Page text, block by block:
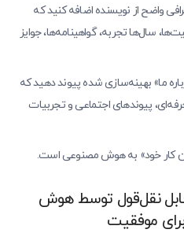
واضح از نویسنده اضافه کنید که
سال‌ها تجربه، گواهینامه‌ها، جوایز
ما» بهینه‌سازی شده پیوند دهید که
پیوندهای اجتماعی و تجربیات
کار خود» به هوش مصنوعی است.
«قابل نقل‌قول توسط هوش
موفقیت